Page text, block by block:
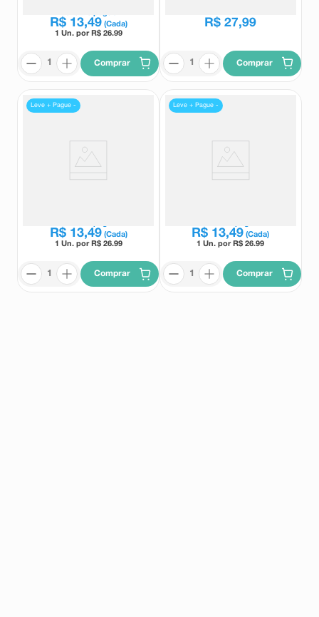
R$ 13,49 (Cada)
1 Un. por R$ 26.99
Comprar
R$ 27,99
Comprar
Leve + Pague -
Hidratante Labial Nivea Amora
R$ 13,49 (Cada)
1 Un. por R$ 26.99
Comprar
Leve + Pague -
Hidratante Labial Nivea Cereja
R$ 13,49 (Cada)
1 Un. por R$26.99
Comprar